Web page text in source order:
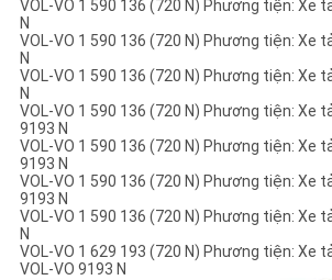
VOL-VO 1 590 136 (720 N) Phương tiện: Xe
N
VOL-VO 1 590 136 (720 N) Phương tiện: Xe
N
VOL-VO 1 590 136 (720 N) Phương tiện: Xe
N
VOL-VO 1 590 136 (720 N) Phương tiện: Xe
9193 N
VOL-VO 1 590 136 (720 N) Phương tiện: Xe
9193 N
VOL-VO 1 590 136 (720 N) Phương tiện: Xe
9193 N
VOL-VO 1 590 136 (720 N) Phương tiện: Xe
N
VOL-VO 1 629 193 (720 N) Phương tiện: Xe
VOL-VO 9193 N